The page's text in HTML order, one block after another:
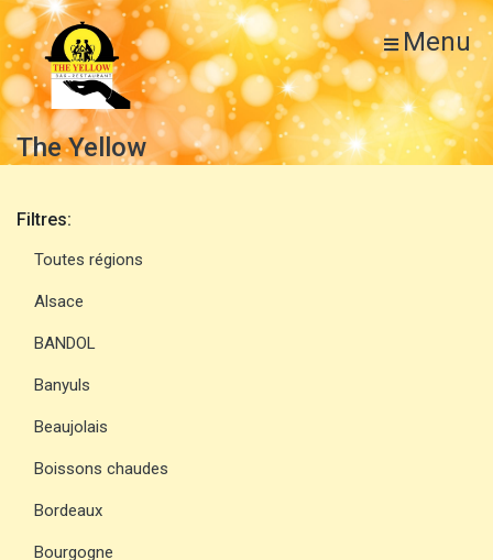
Menu
The Yellow
Filtres:
Toutes régions
Alsace
BANDOL
Banyuls
Beaujolais
Boissons chaudes
Bordeaux
Bourgogne